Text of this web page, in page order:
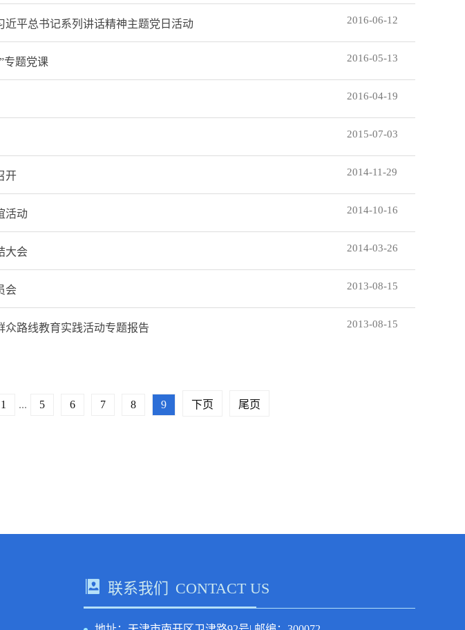
近平总书记系列讲话精神主题党日活动 2016-06-12
专题党课 2016-05-13
2016-04-19
2015-07-03
开 2014-11-29
活动 2014-10-16
大会 2014-03-26
会 2013-08-15
众路线教育实践活动专题报告 2013-08-15
1 ... 5 6 7 8 9 下页 尾页
联系我们 CONTACT US